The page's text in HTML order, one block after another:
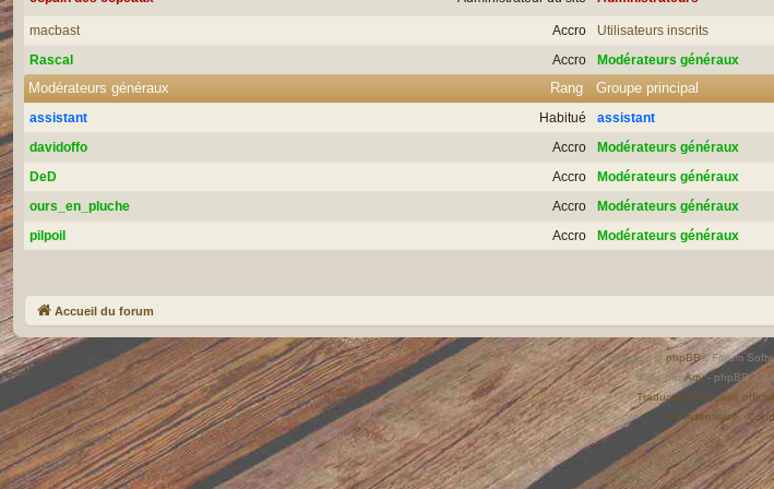
Accro
macbast Utilisateurs inscrits
Accro
Rascal Modérateurs généraux
Rang
Modérateurs généraux Groupe principal
Habitué
assistant assistant
Accro
davidoffo Modérateurs généraux
Accro
DeD Modérateurs généraux
Accro
ours_en_pluche Modérateurs généraux
Accro
pilpoil Modérateurs généraux
Accueil du forum
Développé par phpBB® Forum
Style parArty- phpBB 3.3
Traduction française
Confidentialité|